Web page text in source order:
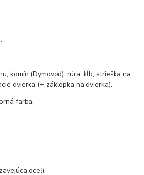
komín (Dymovod): rúra, kĺb, strieška na
dvierka (+ záklopka na dvierka).
farba.
oceľ).